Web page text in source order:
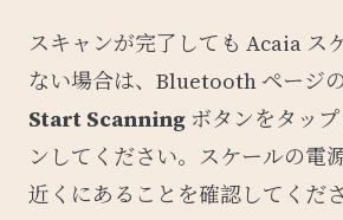
スキャンが完了しても Acaia ス
ない場合は、Bluetooth ページ
Start Scanning ボタンをタッ
ンしてください。スケールの電
近くにあることを確認してくださ